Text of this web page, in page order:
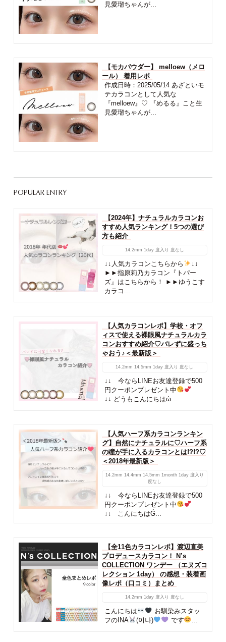
見愛瑠ちゃんが...
【モカパウダー】 melloew（メロ
ール） 着用レポ
作成日時：2025/05/14 あざといモ
テカラコンとして人気な
『melloew』♡ 『めるる』こと生
見愛瑠ちゃんが...
POPULAR ENTRY
【2024年】ナチュラルカラコンお
すすめ人気ランキング！5つの選び
方も紹介
14.2mm 1day 度入り 度なし
↓↓人気カラコンこちらから
↓↓
►►指原莉乃カラコン『トパー
ズ』はこちらから！ ►►ゆうこす
カラコ...
【人気カラコンレポ】学校・オフ
ィスで使える裸眼風ナチュラルカラ
コンおすすめ紹介♡バレずに盛っち
ゃおう♪＜最新版＞
14.2mm 14.5mm 1day 度入り 度なし
↓↓ 今ならLINEお友達登録で500
円クーポンプレゼント中
↓↓ どうもこんにちはὠ...
【人気ハーフ系カラコンランキン
グ】自然にナチュラルに♡ハーフ系
の瞳が手に入るカラコンとは!?!?♡
＜2018年最新版＞
14.2mm 14.4mm 14.5mm 1month 1day 度入り
度なし
↓↓ 今ならLINEお友達登録で500
円クーポンプレゼント中
↓↓ こんにちはǴ...
【全11色カラコンレポ】渡辺直美
プロデュースカラコン！ N’s
COLLECTION ワンデー （エヌズコ
レクション 1day） の感想・装着画
像レポ（口コミ）まとめ
14.2mm 1day 度入り 度なし
こんにちは
お馴染みスタッ
フのINA
(이나) です